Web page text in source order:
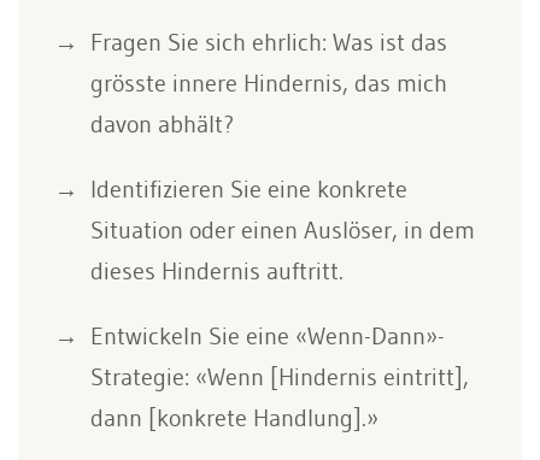
Fragen Sie sich ehrlich: Was ist das
grösste innere Hindernis, das mich
davon abhält?
Identifizieren Sie eine konkrete
Situation oder einen Auslöser, in dem
dieses Hindernis auftritt.
Entwickeln Sie eine «Wenn-Dann»-
Strategie: «Wenn [Hindernis eintritt],
dann [konkrete Handlung].»